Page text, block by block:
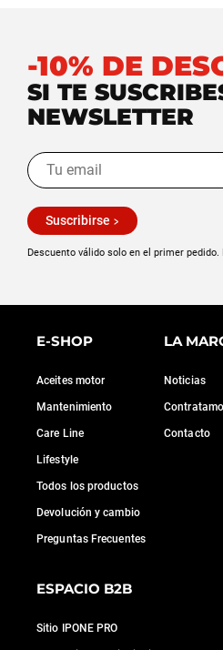
-10% DE
SI TE
NEWSLETTER
Suscribirse
Descuento válido solo en el primer
E-SHOP
Aceites motor
Mantenimiento
Care Line
Lifestyle
Todos los productos
Devolución y cambio
Preguntas Frecuentes
LA
Noticias
Contacto
ESPACIO B2B
Sitio IPONE PRO